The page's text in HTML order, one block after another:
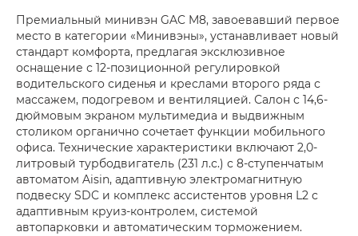
Премиальный минивэн GAC M8, завоевавший первое
место в категории «Минивэны», устанавливает новый
стандарт комфорта, предлагая эксклюзивное
оснащение с 12-позиционной регулировкой
водительского сиденья и креслами второго ряда с
массажем, подогревом и вентиляцией. Салон с 14,6-
дюймовым экраном мультимедиа и выдвижным
столиком органично сочетает функции мобильного
офиса. Технические характеристики включают 2,0-
литровый турбодвигатель (231 л.с.) с 8-ступенчатым
автоматом Aisin, адаптивную электромагнитную
подвеску SDC и комплекс ассистентов уровня L2 с
адаптивным круиз-контролем, системой
автопарковки и автоматическим торможением.